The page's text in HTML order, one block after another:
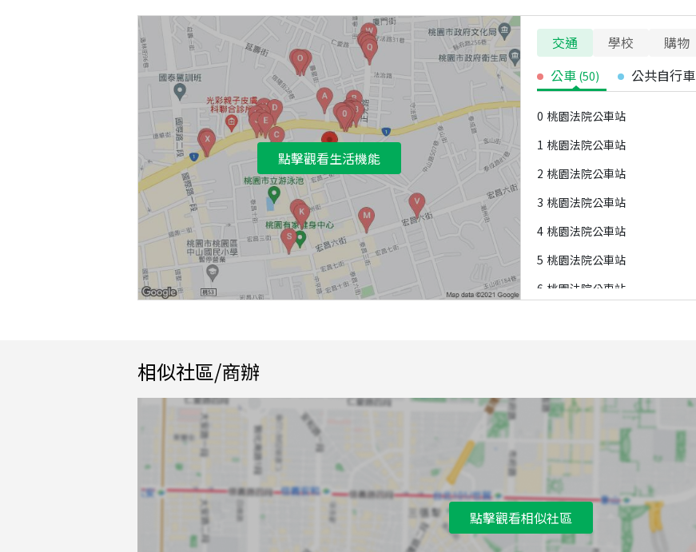
點擊觀看生活機能
交通 學校 購物
公車 (50) 公共自行車
0 桃園法院公車站
1 桃園法院公車站
2 桃園法院公車站
3 桃園法院公車站
4 桃園法院公車站
5 桃園法院公車站
6 桃園法院公車站
中路集會所公車站
桃園法院公車站
中平宏昌一街口公車站
中山中平路口公車站
E 中山中平路口公車站
中山中平路口公車站
相似社區/商辦
點擊觀看相似社區